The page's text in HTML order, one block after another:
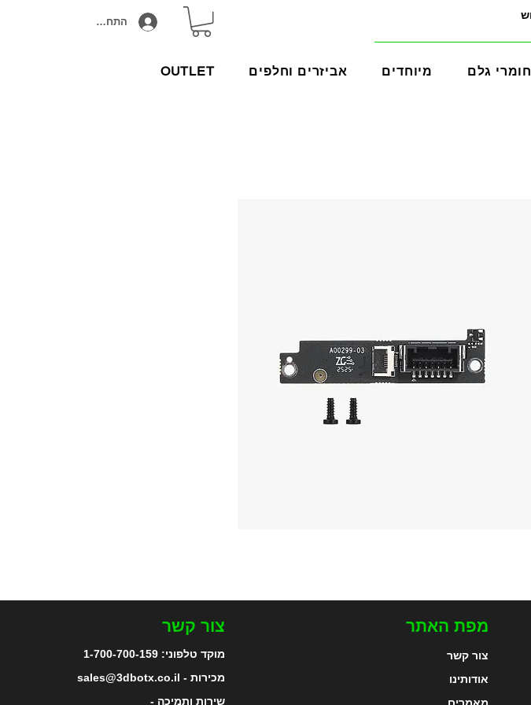
התחבר/הירשם
OUTLET אביזרים וחלפים מיוחדים חומרי גלם
צור קשר
מוקד טלפוני:1-700-700-159
מכירות - sales@3dbotx.co.il
שירות ותמיכה -
מפת האתר
צור קשר
אודותינו
מאמרים